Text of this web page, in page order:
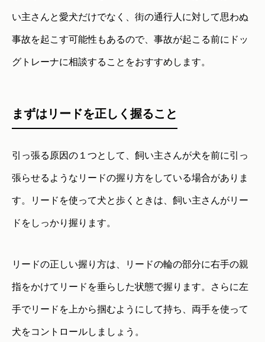
い主さんと愛犬だけでなく、街の通行人に対して思わぬ
事故を起こす可能性もあるので、事故が起こる前にドッ
グトレーナに相談することをおすすめします。
まずはリードを正しく握ること
引っ張る原因の１つとして、飼い主さんが犬を前に引っ
張らせるようなリードの握り方をしている場合がありま
す。リードを使って犬と歩くときは、飼い主さんがリー
ドをしっかり握ります。
リードの正しい握り方は、リードの輪の部分に右手の親
指をかけてリードを垂らした状態で握ります。さらに左
手でリードを上から掴むようにして持ち、両手を使って
犬をコントロールしましょう。